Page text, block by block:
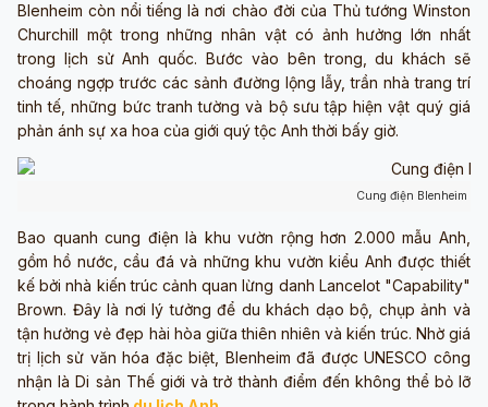
Blenheim còn nổi tiếng là nơi chào đời của Thủ tướng Winston
Churchill một trong những nhân vật có ảnh hưởng lớn nhất
trong lịch sử Anh quốc. Bước vào bên trong, du khách sẽ
choáng ngợp trước các sảnh đường lộng lẫy, trần nhà trang trí
tinh tế, những bức tranh tường và bộ sưu tập hiện vật quý giá
phản ánh sự xa hoa của giới quý tộc Anh thời bấy giờ.
Cung điện Blenheim
Bao quanh cung điện là khu vườn rộng hơn 2.000 mẫu Anh,
gồm hồ nước, cầu đá và những khu vườn kiểu Anh được thiết
kế bởi nhà kiến trúc cảnh quan lừng danh Lancelot "Capability"
Brown. Đây là nơi lý tưởng để du khách dạo bộ, chụp ảnh và
tận hưởng vẻ đẹp hài hòa giữa thiên nhiên và kiến trúc. Nhờ giá
trị lịch sử văn hóa đặc biệt, Blenheim đã được UNESCO công
nhận là Di sản Thế giới và trở thành điểm đến không thể bỏ lỡ